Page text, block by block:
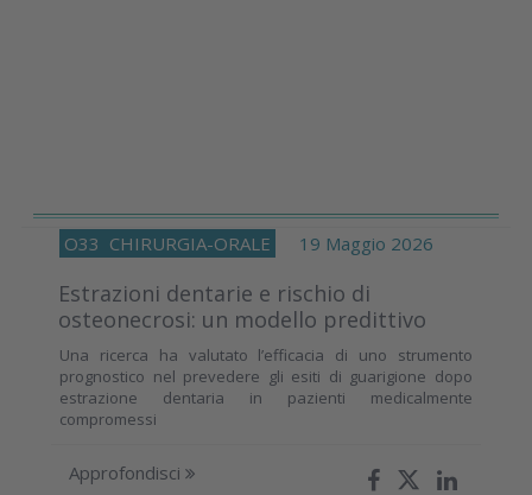
O33 CHIRURGIA-ORALE 19 Maggio 2026
Estrazioni dentarie e rischio di
osteonecrosi: un modello predittivo
Una ricerca ha valutato l’efficacia di uno strumento
prognostico nel prevedere gli esiti di guarigione dopo
estrazione dentaria in pazienti medicalmente
compromessi
Approfondisci